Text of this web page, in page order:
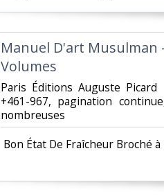
‎Manuel D'art Musulman
Volumes‎
‎Paris Éditions Auguste
+461-967, pagination
nombreuses‎
Bon État De Fraîcheur Broché